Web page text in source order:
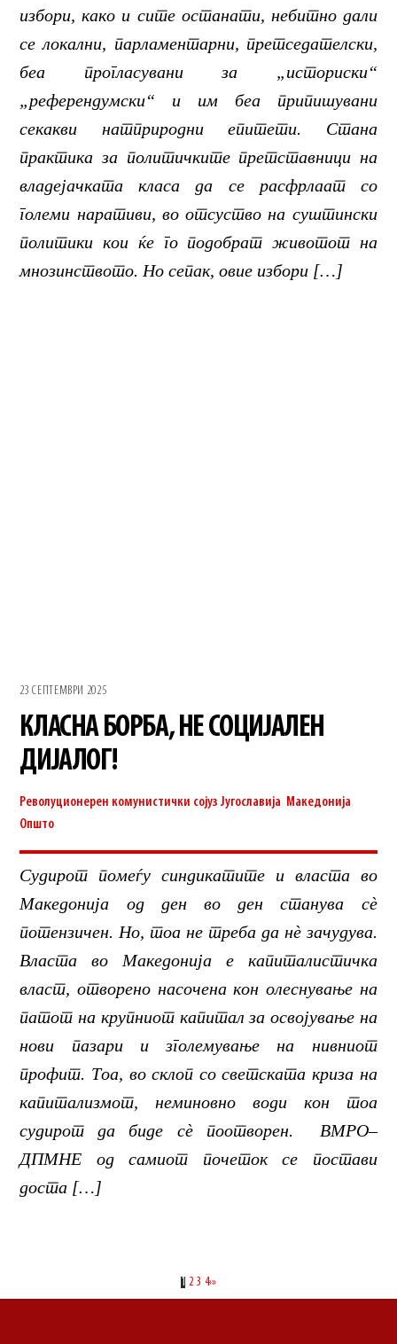
избори, како и сите останати, небитно дали
се локални, парламентарни, претседателски,
беа прогласувани за „историски“
„референдумски“ и им беа припишувани
секакви натприродни епитети. Стана
практика за политичките претставници на
владејачката класа да се расфрлаат со
големи наративи, во отсуство на суштински
политики кои ќе го подобрат животот на
мнозинството. Но сепак, овие избори […]
23 СЕПТЕМВРИ 2025
КЛАСНА БОРБА, НЕ СОЦИЈАЛЕН
ДИЈАЛОГ!
Револуционерен комунистички сојуз Југославија Македонија
Општо
Судирот помеѓу синдикатите и власта во
Македонија од ден во ден станува сè
потензичен. Но, тоа не треба да нè зачудува.
Власта во Македонија е капиталистичка
власт, отворено насочена кон олеснување на
патот на крупниот капитал за освојување на
нови пазари и зголемување на нивниот
профит. Тоа, во склоп со светската криза на
капитализмот, неминовно води кон тоа
судирот да биде сè поотворен. ВМРО–
ДПМНЕ од самиот почеток се постави
доста […]
2 3 4›»